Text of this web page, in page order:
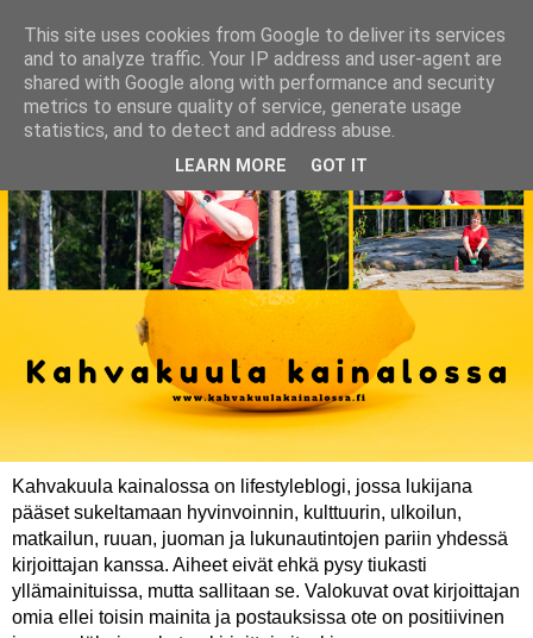
Kahvakuula kainalossa on lifestyleblogi, jossa lukijana
pääset sukeltamaan hyvinvoinnin, kulttuurin, ulkoilun,
matkailun, ruuan, juoman ja lukunautintojen pariin yhdessä
kirjoittajan kanssa. Aiheet eivät ehkä pysy tiukasti
yllämainituissa, mutta sallitaan se. Valokuvat ovat kirjoittajan
omia ellei toisin mainita ja postauksissa ote on positiivinen
This site uses cookies from Google to deliver its services
and to analyze traffic. Your IP address and user-agent are
shared with Google along with performance and security
metrics to ensure quality of service, generate usage
statistics, and to detect and address abuse.
LEARN MORE GOT IT